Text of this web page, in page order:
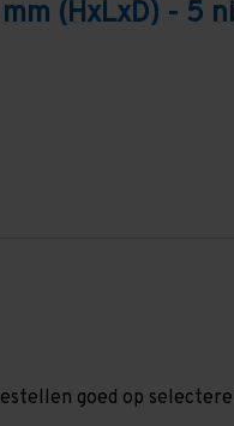
(HxLxD) - 5
goed op